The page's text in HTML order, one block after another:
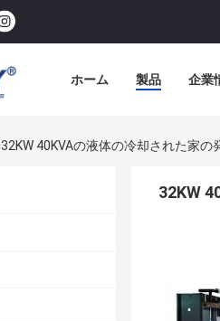
ホーム 製品 企業
32KW 40KVAの液体の冷却された家
32KW